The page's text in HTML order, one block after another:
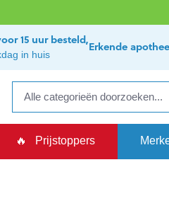
15 uur besteld,
in huis
Erkende
🔥 Prijstoppers